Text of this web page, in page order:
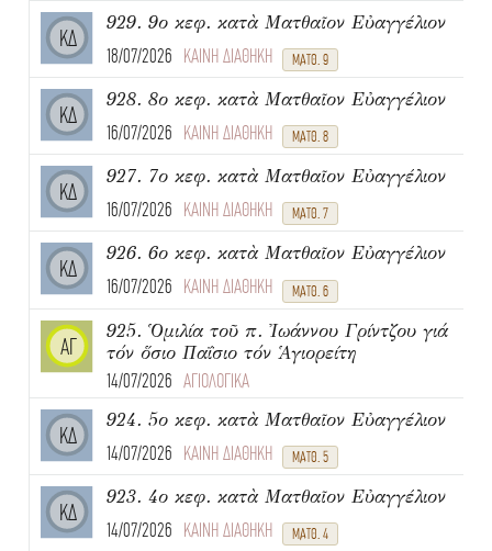
ΚΔ
929. 9ο κεφ. κατὰ Ματθαῖον Εὐαγγέλιον
18/07/2026 ΚΑΙΝΗ ΔΙΑΘΗΚΗ ΜΑΤΘ. 9
ΚΔ
928. 8ο κεφ. κατὰ Ματθαῖον Εὐαγγέλιον
16/07/2026 ΚΑΙΝΗ ΔΙΑΘΗΚΗ ΜΑΤΘ. 8
ΚΔ
927. 7ο κεφ. κατὰ Ματθαῖον Εὐαγγέλιον
16/07/2026 ΚΑΙΝΗ ΔΙΑΘΗΚΗ ΜΑΤΘ. 7
ΚΔ
926. 6ο κεφ. κατὰ Ματθαῖον Εὐαγγέλιον
16/07/2026 ΚΑΙΝΗ ΔΙΑΘΗΚΗ ΜΑΤΘ. 6
ΑΓ
925. Ὁμιλία τοῦ π. Ἰωάννου Γρίντζου γιά
τόν ὅσιο Παΐσιο τόν Ἁγιορείτη
14/07/2026 ΑΓΙΟΛΟΓΙΚΑ
ΚΔ
924. 5ο κεφ. κατὰ Ματθαῖον Εὐαγγέλιον
14/07/2026 ΚΑΙΝΗ ΔΙΑΘΗΚΗ ΜΑΤΘ. 5
ΚΔ
923. 4ο κεφ. κατὰ Ματθαῖον Εὐαγγέλιον
14/07/2026 ΚΑΙΝΗ ΔΙΑΘΗΚΗ ΜΑΤΘ. 4